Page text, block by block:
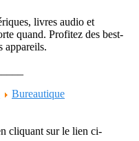
livres audio et
quand. Profitez des best-
appareils.
Bureautique
cliquant sur le lien ci-